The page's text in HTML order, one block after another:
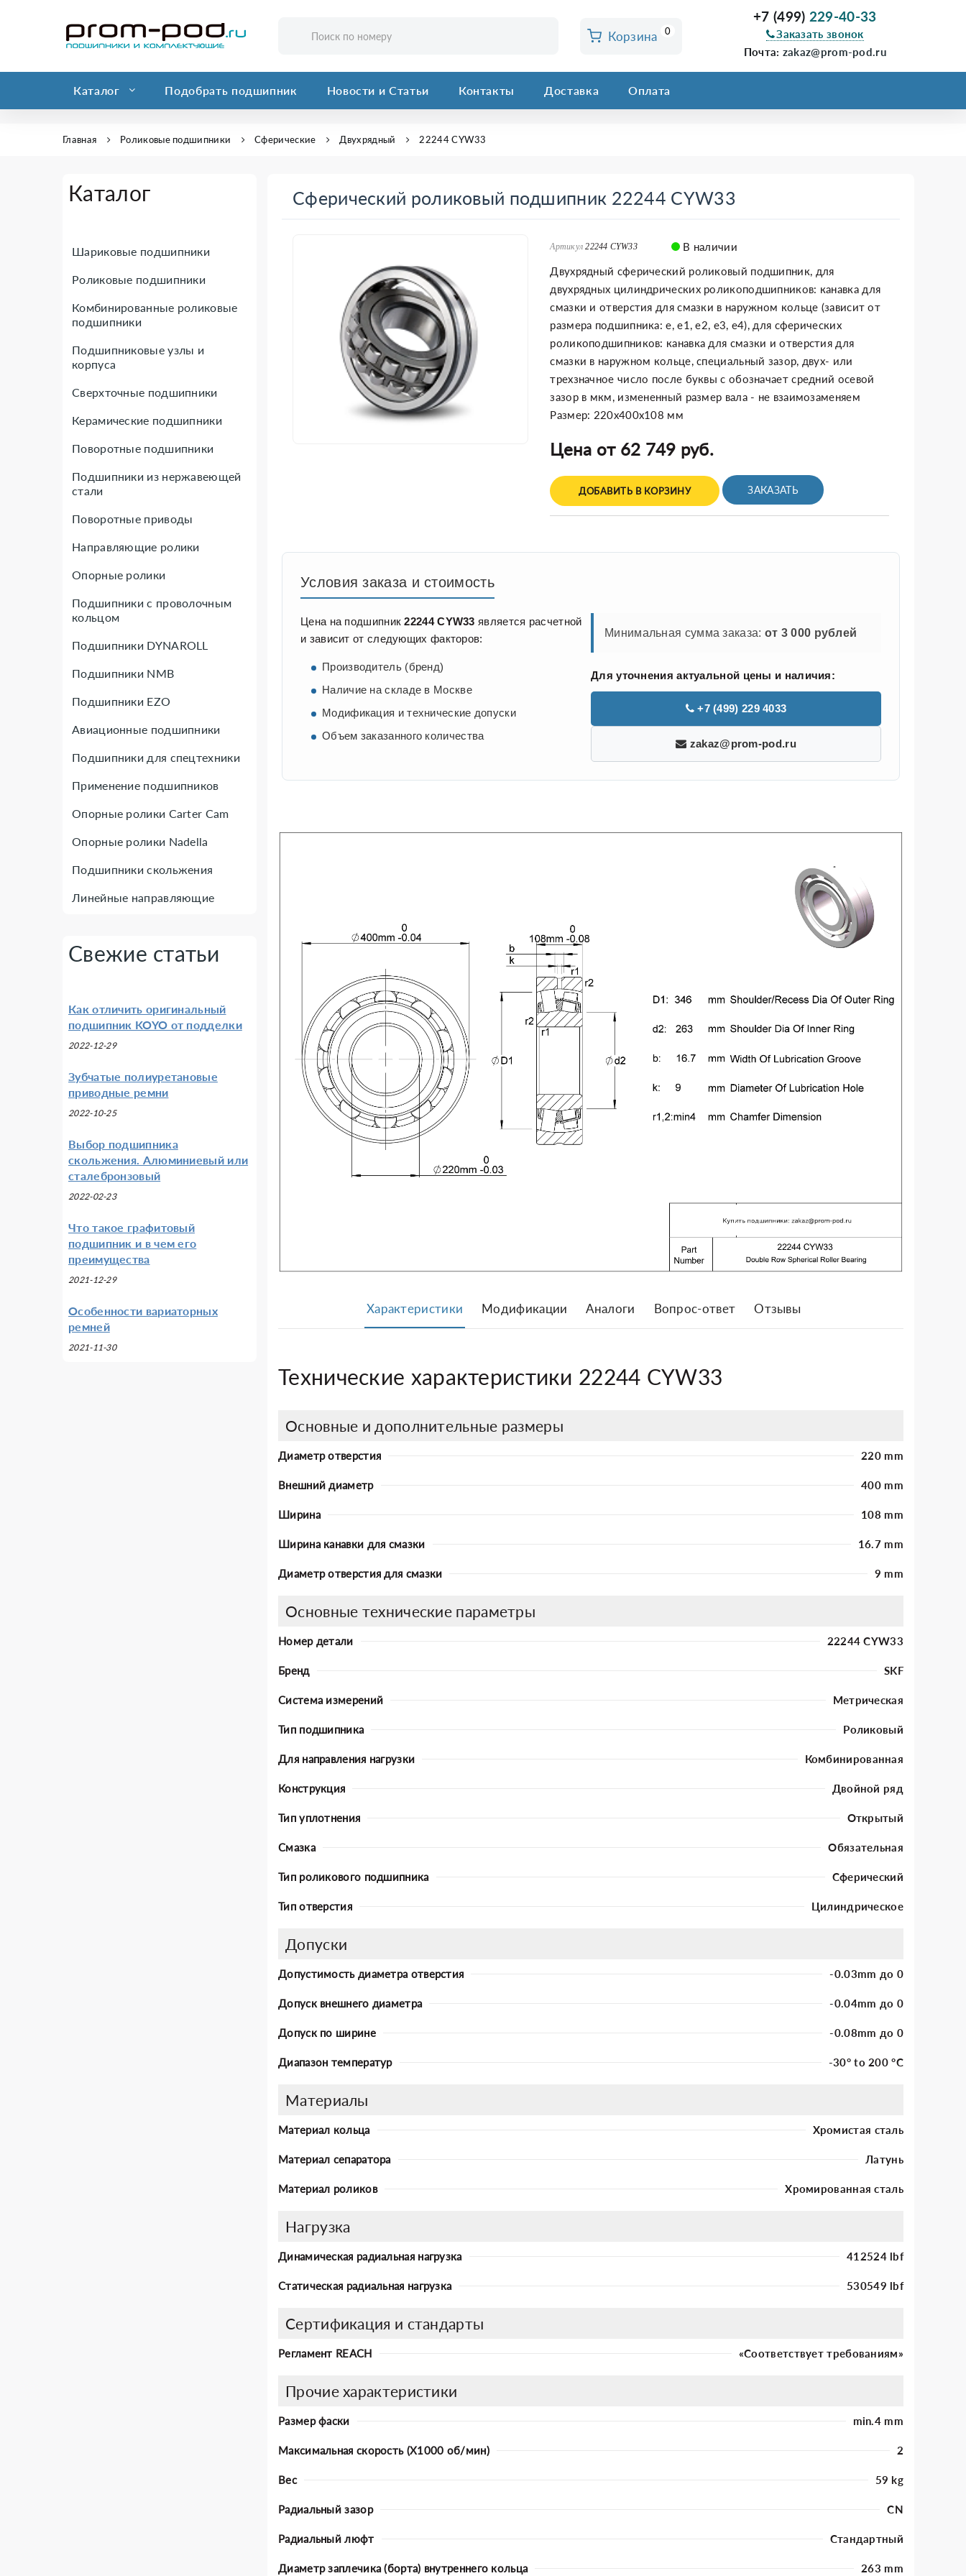
Корзина 0
+7 (499) 229-40-33
Заказать звонок
Почта: zakaz@prom-pod.ru
Каталог Подобрать подшипник Новости и Статьи Контакты Доставка Оплата
Главная Роликовые подшипники Сферические Двухрядный 22244 CYW33
Каталог
Шариковые подшипники
Роликовые подшипники
Комбинированные роликовые
подшипники
Подшипниковые узлы и
корпуса
Сверхточные подшипники
Керамические подшипники
Поворотные подшипники
Подшипники из нержавеющей
стали
Поворотные приводы
Направляющие ролики
Опорные ролики
Подшипники с проволочным
кольцом
Подшипники DYNAROLL
Подшипники NMB
Подшипники EZO
Авиационные подшипники
Подшипники для спецтехники
Применение подшипников
Опорные ролики Carter Cam
Опорные ролики Nadella
Подшипники скольжения
Линейные направляющие
Свежие статьи
Как отличить оригинальный
подшипник KOYO от подделки
2022-12-29
Зубчатые полиуретановые
приводные ремни
2022-10-25
Выбор подшипника
скольжения. Алюминиевый или
сталебронзовый
2022-02-23
Что такое графитовый
подшипник и в чем его
преимущества
2021-12-29
Особенности вариаторных
ремней
2021-11-30
Сферический роликовый подшипник 22244 CYW33
Артикул 22244 CYW33
В наличии
Двухрядный сферический роликовый подшипник, для
двухрядных цилиндрических роликоподшипников: канавка для
смазки и отверстия для смазки в наружном кольце (зависит от
размера подшипника: e, e1, e2, e3, e4), для сферических
роликоподшипников: канавка для смазки и отверстия для
смазки в наружном кольце, специальный зазор, двух- или
трехзначное число после буквы с обозначает средний осевой
зазор в мкм, измененный размер вала - не взаимозаменяем
Размер: 220x400x108 мм
Цена от 62 749 руб.
ДОБАВИТЬ В КОРЗИНУ ЗАКАЗАТЬ
Условия заказа и стоимость
Цена на подшипник22244 CYW33 является расчетной
и зависит от следующих факторов:
Производитель (бренд)
Наличие на складе в Москве
Модификация и технические допуски
Объем заказанного количества
Минимальная сумма заказа: от 3 000 рублей
Для уточнения актуальной цены и наличия:
+7 (499) 229 4033
zakaz@prom-pod.ru
Характеристики Модификации Аналоги Вопрос-ответ Отзывы
Технические характеристики 22244 CYW33
Основные и дополнительные размеры
Диаметр отверстия 220 mm
Внешний диаметр 400 mm
Ширина 108 mm
Ширина канавки для смазки 16.7 mm
Диаметр отверстия для смазки 9 mm
Основные технические параметры
Номер детали 22244 CYW33
Бренд SKF
Система измерений Метрическая
Тип подшипника Роликовый
Для направления нагрузки Комбинированная
Конструкция Двойной ряд
Тип уплотнения Открытый
Смазка Обязательная
Тип роликового подшипника Сферический
Тип отверстия Цилиндрическое
Допуски
Допустимость диаметра отверстия -0.03mm до 0
Допуск внешнего диаметра -0.04mm до 0
Допуск по ширине -0.08mm до 0
Диапазон температур -30° to 200 °C
Материалы
Материал кольца Хромистая сталь
Материал сепаратора Латунь
Материал роликов Хромированная сталь
Нагрузка
Динамическая радиальная нагрузка 412524 lbf
Статическая радиальная нагрузка 530549 lbf
Сертификация и стандарты
Регламент REACH «Соответствует требованиям»
Прочие характеристики
Размер фаски min.4 mm
Максимальная скорость (X1000 об/мин) 2
Вес 59 kg
Радиальный зазор CN
Радиальный люфт Стандартный
Диаметр заплечика (борта) внутреннего кольца 263 mm